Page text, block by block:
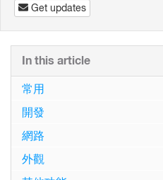
Get updates
In this article
常用
開發
網路
外觀